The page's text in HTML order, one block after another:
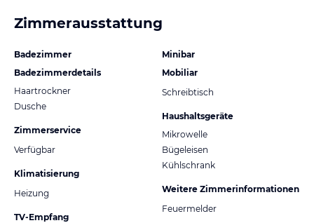
Zimmerausstattung
Badezimmer
Badezimmerdetails
Haartrockner
Dusche
Zimmerservice
Verfügbar
Klimatisierung
Heizung
TV-Empfang
Minibar
Mobiliar
Schreibtisch
Haushaltsgeräte
Mikrowelle
Bügeleisen
Kühlschrank
Weitere Zimmerinformationen
Feuermelder